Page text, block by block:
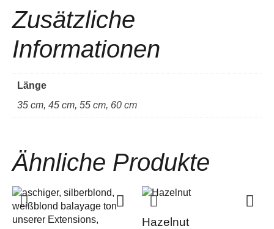
Zusätzliche
Informationen
Länge
35 cm, 45 cm, 55 cm, 60 cm
Ähnliche Produkte
Hazelnut